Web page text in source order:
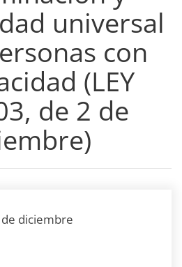
universal
con
(LEY
de 2 de
diciembre